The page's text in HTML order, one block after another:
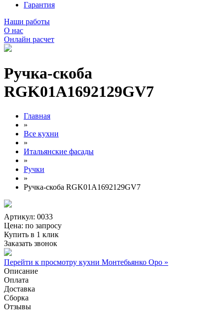
Гарантия
Наши работы
О нас
Онлайн расчет
Ручка-скоба
RGK01A1692129GV7
Главная
»
Все кухни
»
Итальянские фасады
»
Ручки
»
Ручка-скоба RGK01A1692129GV7
Артикул: 0033
Цена: по запросу
Купить в 1 клик
Заказать звонок
Перейти к просмотру кухни Монтебьянко Оро »
Описание
Оплата
Доставка
Сборка
Отзывы